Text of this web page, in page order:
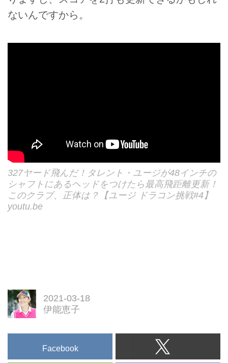
ないんですから。
327ヤード飛んだ！タレント・ユージが48インチの
シャフトにあるヘッドをつけたら最高飛距離更新！
このクラブ、正体は？【ユージ ドラコン挑戦#4】
youtu.be
2021-03-18
伊能恵子
Facebook